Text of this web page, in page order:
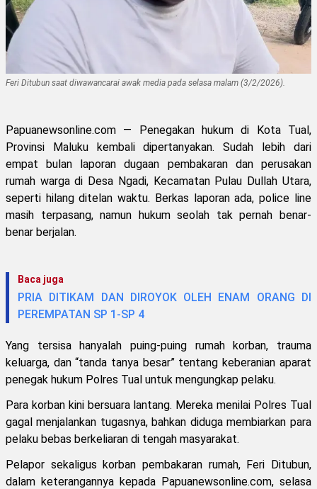
Feri Ditubun saat diwawancarai awak media pada selasa malam (3/2/2026).
Papuanewsonline.com — Penegakan hukum di Kota Tual,
Provinsi Maluku kembali dipertanyakan. Sudah lebih dari
empat bulan laporan dugaan pembakaran dan perusakan
rumah warga di Desa Ngadi, Kecamatan Pulau Dullah Utara,
seperti hilang ditelan waktu. Berkas laporan ada, police line
masih terpasang, namun hukum seolah tak pernah benar-
benar berjalan.
Baca juga
PRIA DITIKAM DAN DIROYOK OLEH ENAM ORANG DI
PEREMPATAN SP 1-SP 4
Yang tersisa hanyalah puing-puing rumah korban, trauma
keluarga, dan “tanda tanya besar” tentang keberanian aparat
penegak hukum Polres Tual untuk mengungkap pelaku.
Para korban kini bersuara lantang. Mereka menilai Polres Tual
gagal menjalankan tugasnya, bahkan diduga membiarkan para
pelaku bebas berkeliaran di tengah masyarakat.
Pelapor sekaligus korban pembakaran rumah, Feri Ditubun,
dalam keterangannya kepada Papuanewsonline.com, selasa